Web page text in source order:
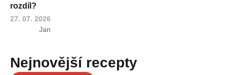
rozdíl?
27. 07. 2026
Jan
Nejnovější recepty